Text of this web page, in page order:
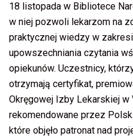
18 listopada w Bibliotece
w niej pozwoli lekarzom na
praktycznej wiedzy w
upowszechniania czytania
opiekunów. Uczestnicy,
otrzymają certyfikat,
Okręgowej Izby Lekarskiej
rekomendowane przez
które objęło patronat nad